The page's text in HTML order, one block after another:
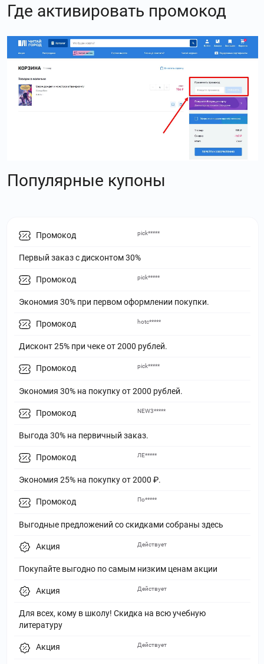
Где активировать промокод
Популярные купоны
Промокод
Первый заказ с дисконтом 30%
pick*****
Промокод
Экономия 30% при первом оформлении покупки.
pick*****
Промокод
Дисконт 25% при чеке от 2000 рублей.
hotc*****
Промокод
Экономия 30% на покупку от 2000 рублей.
pick*****
Промокод
Выгода 30% на первичный заказ.
NEW3*****
Промокод
Экономия 25% на покупку от 2000 ₽.
ЛЕ*****
Промокод
Выгодные предложений со скидками собраны здесь
По*****
Акция
Покупайте выгодно по самым низким ценам акции
Действует
Акция
Для всех, кому в школу! Скидка на всю учебную
литературу
Действует
Акция Действует